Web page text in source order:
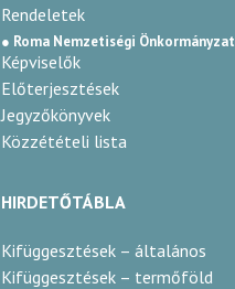
Rendeletek
● Roma Nemzetiségi Önkormányzat
Képviselők
Előterjesztések
Jegyzőkönyvek
Közzétételi lista
HIRDETŐTÁBLA
Kifüggesztések – általános
Kifüggesztések – termőföld